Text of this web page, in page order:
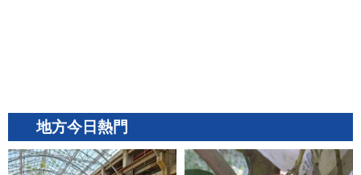
地方今日熱門